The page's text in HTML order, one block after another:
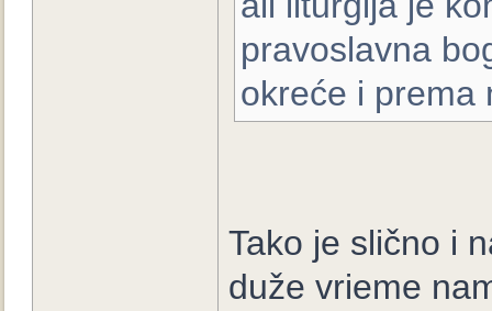
pravoslavna
okreće i prema
Tako je slično i
duže vrieme